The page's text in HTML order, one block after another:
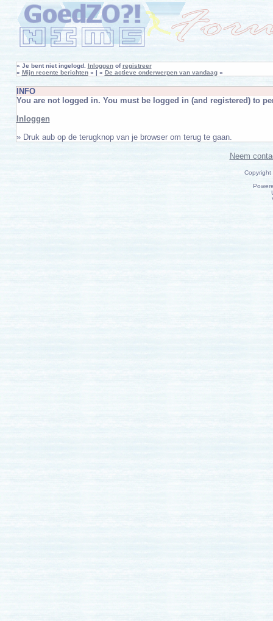
» Je bent niet ingelogd. Inloggenofregistreer
» Mijn recente berichten« | » De actieve onderwerpen van vandaag«
INFO
You are not logged in. You must be logged in (and registered) to
Inloggen
» Druk aub op de terugknop van je browser om terug te gaan.
Neem
Copyright